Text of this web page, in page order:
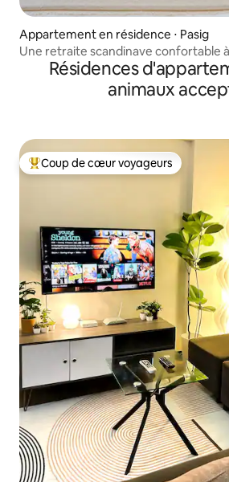
Appartement en résidence ⋅ Pasig
Une retraite scandinave confortable
Résidences
animaux
Coups de cœur voyageurs les plus
Coup de cœur voyageurs